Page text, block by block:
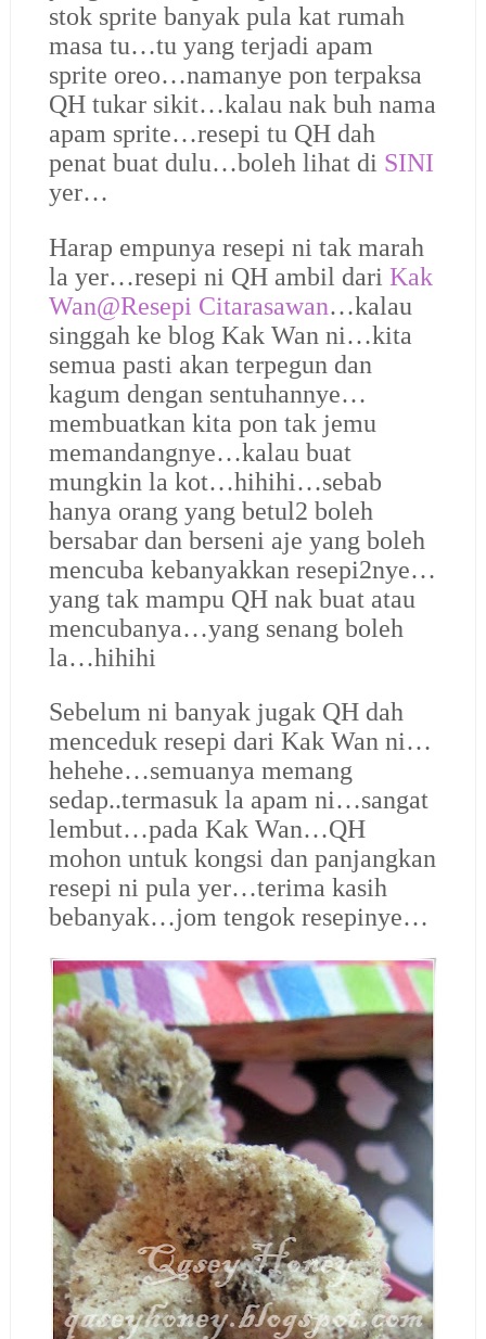
stok sprite banyak pula kat rumah
masa tu…tu yang terjadi apam
sprite oreo…namanye pon terpaksa
QH tukar sikit…kalau nak buh nama
apam sprite…resepi tu QH dah
penat buat dulu…boleh lihat di SINI
yer…
Harap empunya resepi ni tak marah
la yer…resepi ni QH ambil dari Kak
Wan@Resepi Citarasawan…kalau
singgah ke blog Kak Wan ni…kita
semua pasti akan terpegun dan
kagum dengan sentuhannye…
membuatkan kita pon tak jemu
memandangnye…kalau buat
mungkin la kot…hihihi…sebab
hanya orang yang betul2 boleh
bersabar dan berseni aje yang boleh
mencuba kebanyakkan resepi2nye…
yang tak mampu QH nak buat atau
mencubanya…yang senang boleh
la…hihihi
Sebelum ni banyak jugak QH dah
menceduk resepi dari Kak Wan ni…
hehehe…semuanya memang
sedap..termasuk la apam ni…sangat
lembut…pada Kak Wan…QH
mohon untuk kongsi dan panjangkan
resepi ni pula yer…terima kasih
bebanyak…jom tengok resepinye…